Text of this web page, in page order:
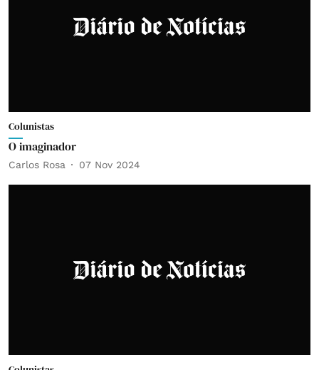
Colunistas
O imaginador
Carlos Rosa 07 Nov 2024